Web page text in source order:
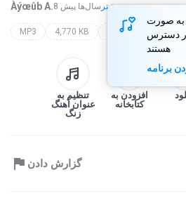
به صورت
در دسترس
هستند
برنامه
Àýœûb A. 8 سال‌ها پیش بیشتر...
MP3 4,770 KB Www.Bladi8.MA
تنظیم به
عنوان آهنگ
زنگ
افزودن به
کتابخانه
گزارش دادن